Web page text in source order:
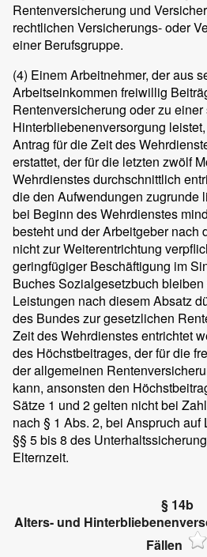
Rentenversicherung und
rechtlichen Versicherungs- oder
einer Berufsgruppe.
(4) Einem Arbeitnehmer, der aus
Arbeitseinkommen freiwillig
Rentenversicherung oder zu
Hinterbliebenenversorgung
Antrag für die Zeit des
erstattet, der für die letzten zwölf
Wehrdienstes durchschnittlich
die den Aufwendungen zugrunde
bei Beginn des Wehrdienstes
besteht und der Arbeitgeber nach
nicht zur Weiterentrichtung
geringfügiger Beschäftigung im
Buches Sozialgesetzbuch
Leistungen nach diesem Absatz
des Bundes zur gesetzlichen
Zeit des Wehrdienstes entrichtet
des Höchstbeitrages, der für die
der allgemeinen
kann, ansonsten den
Sätze 1 und 2 gelten nicht bei
nach § 1 Abs. 2, bei Anspruch
§§ 5 bis 8 des
Elternzeit.
§ 14b
Alters- und
Fällen